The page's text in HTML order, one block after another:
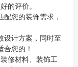
的评价。
您的装饰需求，
设计方案，同时至
您的！
修材料、装饰工